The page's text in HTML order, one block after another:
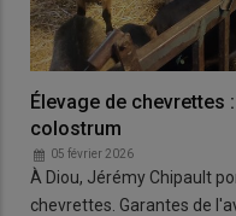
Élevage de chevrettes
colostrum
05 février 2026
À Diou, Jérémy Chipault
chevrettes. Garantes de